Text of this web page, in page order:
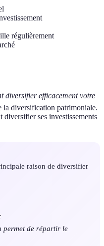
régulièrement
diversifier efficacement votre
la diversification patrimoniale.
ses investissements
raison de diversifier
permet de répartir le